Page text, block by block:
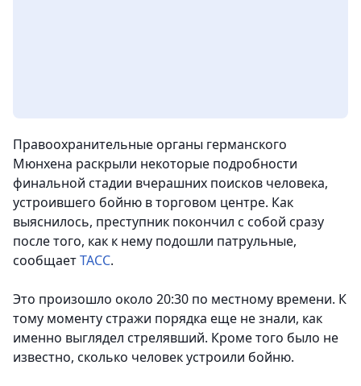
Правоохранительные органы германского
Мюнхена раскрыли некоторые подробности
финальной стадии вчерашних поисков человека,
устроившего бойню в торговом центре. Как
выяснилось, преступник покончил с собой сразу
после того, как к нему подошли патрульные,
сообщаетТАСС.
Это произошло около 20:30 по местному времени. К
тому моменту стражи порядка еще не знали, как
именно выглядел стрелявший. Кроме того было не
известно, сколько человек устроили бойню.